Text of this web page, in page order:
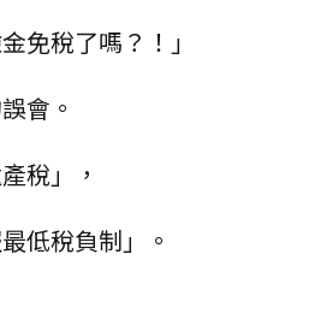
免稅了嗎？！」
會。
稅」，
低稅負制」。